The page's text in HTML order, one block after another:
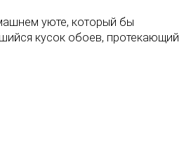
уюте, который бы
кусок обоев, протекающий